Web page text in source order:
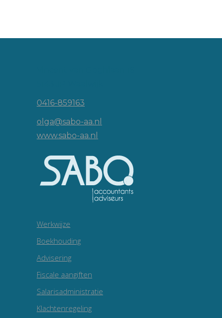
0416-859163
olga@sabo-aa.nl
www.sabo-aa.nl
Werkwijze
Boekhouding
Advisering
Fiscale aangiften
Salarisadministratie
Klachtenregeling